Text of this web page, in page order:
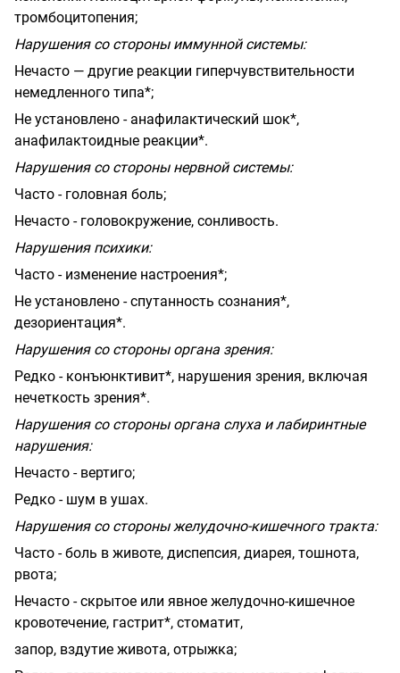
тромбоцитопения;
Нарушения со стороны иммунной системы:
Нечасто — другие реакции гиперчувствительности
немедленного типа*;
Не установлено - анафилактический шок*,
анафилактоидные реакции*.
Нарушения со стороны нервной системы:
Часто - головная боль;
Нечасто - головокружение, сонливость.
Нарушения психики:
Часто - изменение настроения*;
Не установлено - спутанность сознания*,
дезориентация*.
Нарушения со стороны органа зрения:
Редко - конъюнктивит*, нарушения зрения, включая
нечеткость зрения*.
Нарушения со стороны органа слуха и лабиринтные
нарушения:
Нечасто - вертиго;
Редко - шум в ушах.
Нарушения со стороны желудочно-кишечного тракта:
Часто - боль в животе, диспепсия, диарея, тошнота,
рвота;
Нечасто - скрытое или явное желудочно-кишечное
кровотечение, гастрит*, стоматит,
запор, вздутие живота, отрыжка;